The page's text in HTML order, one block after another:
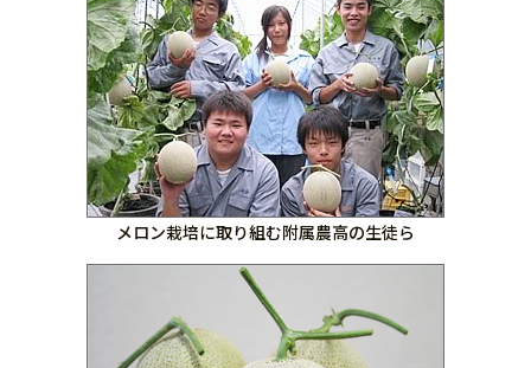
メロン栽培に取り組む附属農高の生徒ら